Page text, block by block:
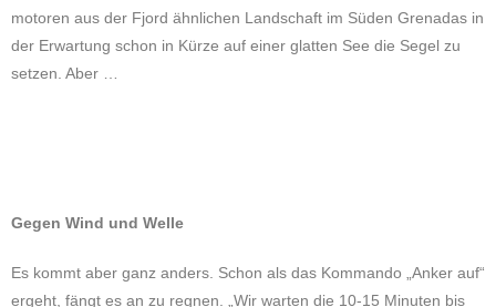
motoren aus der Fjord ähnlichen Landschaft im Süden Grenadas in
der Erwartung schon in Kürze auf einer glatten See die Segel zu
setzen. Aber …
Gegen Wind und Welle
Es kommt aber ganz anders. Schon als das Kommando „Anker auf“
ergeht, fängt es an zu regnen. „Wir warten die 10-15 Minuten bis